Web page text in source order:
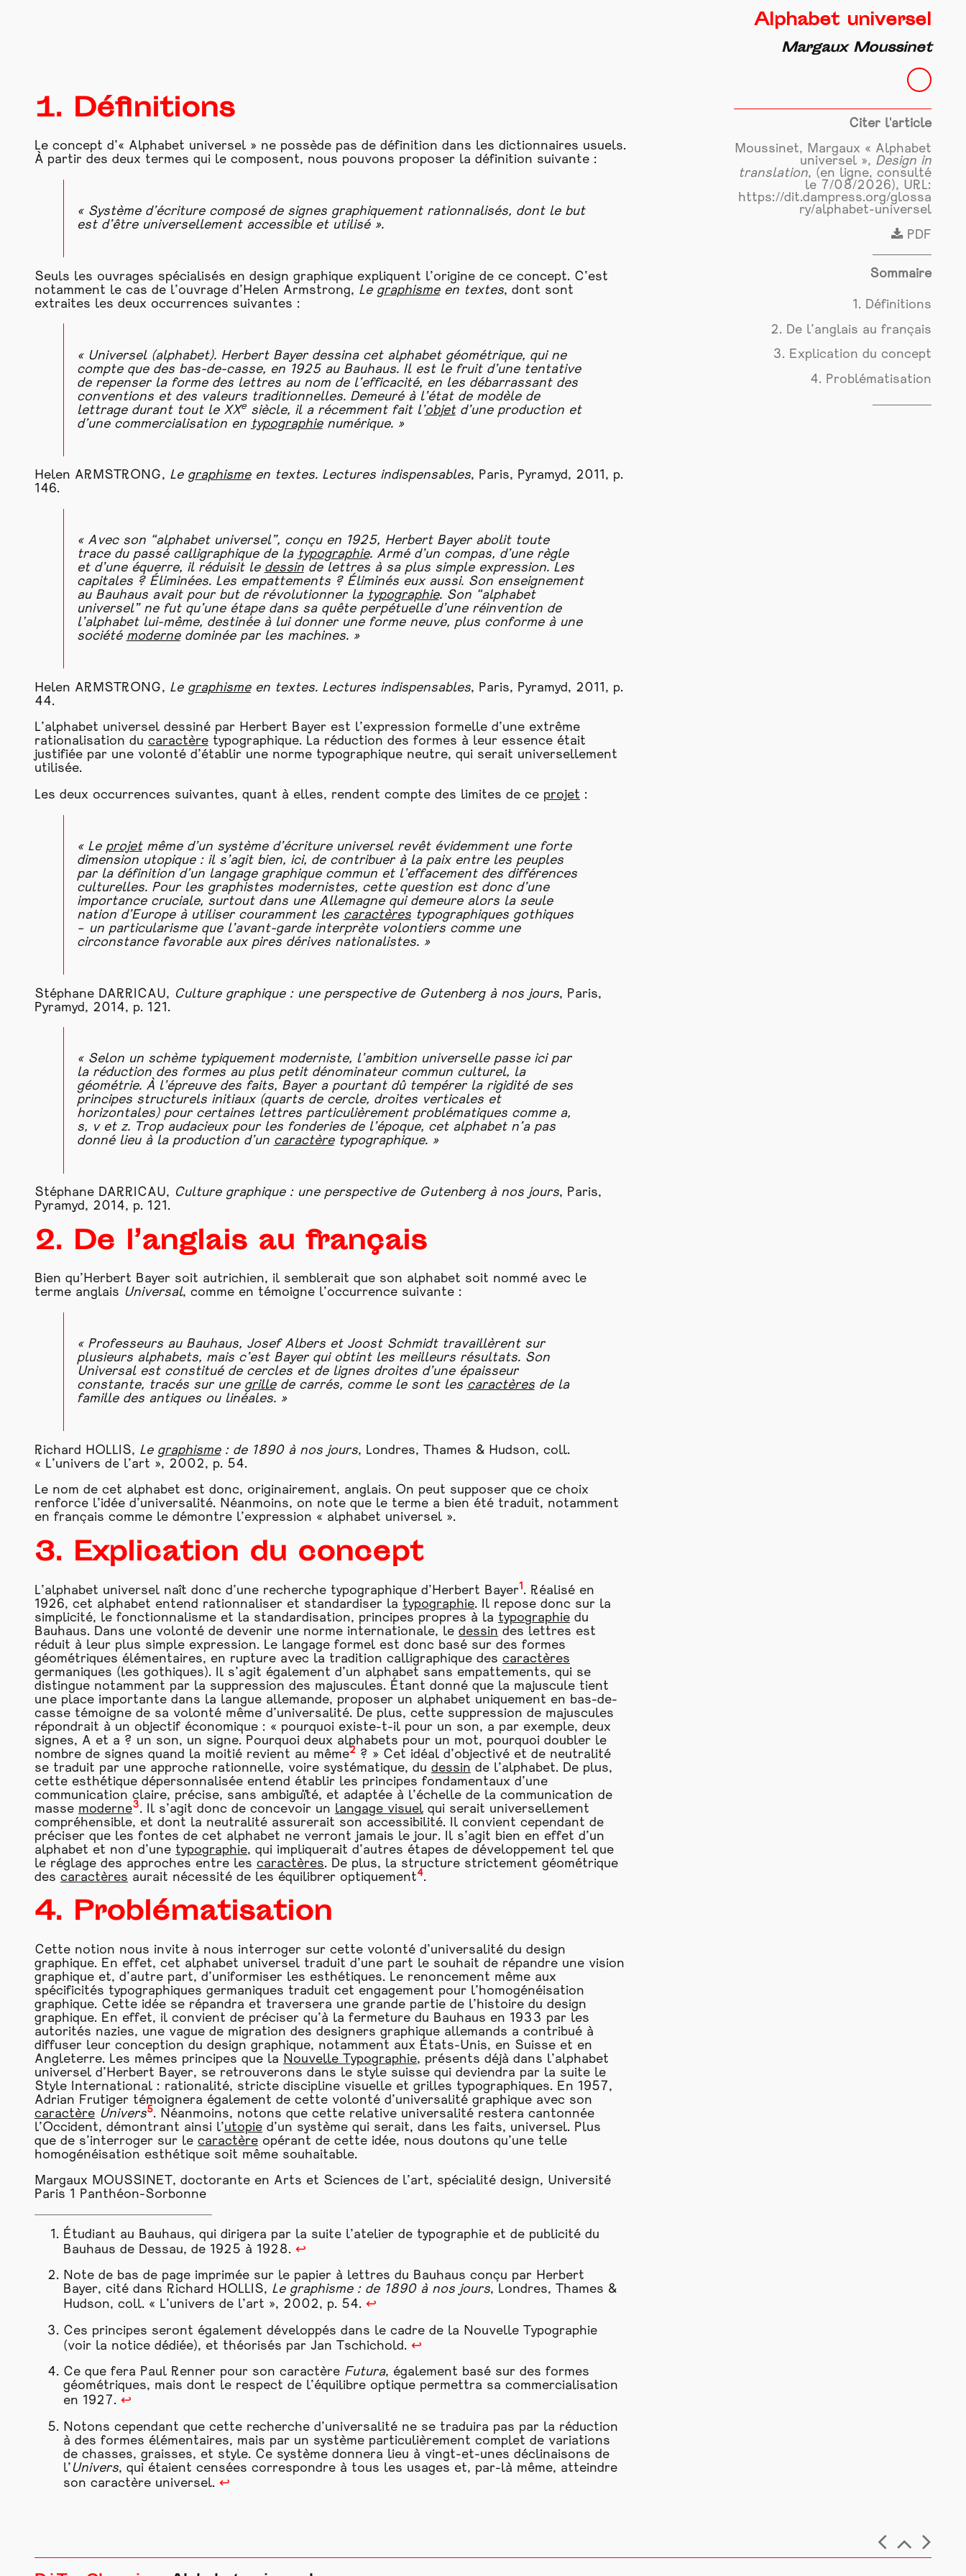
1. Définitions
Le concept d’« Alphabet universel » ne possède pas de définition dans les dictionnaires usuels.
À partir des deux termes qui le composent, nous pouvons proposer la définition suivante :
« Système d’écriture composé de signes graphiquement rationnalisés, dont le but
est d’être universellement accessible et utilisé ».
Seuls les ouvrages spécialisés en design graphique expliquent l’origine de ce concept. C’est
notamment le cas de l’ouvrage d’Helen Armstrong, Le graphismeen textes, dont sont
extraites les deux occurrences suivantes :
« Universel (alphabet). Herbert Bayer dessina cet alphabet géométrique, qui ne
compte que des bas-de-casse, en 1925 au Bauhaus. Il est le fruit d’une tentative
de repenser la forme des lettres au nom de l’efficacité, en les débarrassant des
conventions et des valeurs traditionnelles. Demeuré à l’état de modèle de
lettrage durant tout le XXesiècle, il a récemment fait l’objetd’une production et
d’une commercialisation en typographienumérique. »
Helen ARMSTRONG, Le graphismeen textes. Lectures indispensables, Paris, Pyramyd, 2011, p.
146.
« Avec son “alphabet universel”, conçu en 1925, Herbert Bayer abolit toute
trace du passé calligraphique de la typographie. Armé d’un compas, d’une règle
et d’une équerre, il réduisit le dessinde lettres à sa plus simple expression. Les
capitales ? Éliminées. Les empattements ? Éliminés eux aussi. Son enseignement
au Bauhaus avait pour but de révolutionner la typographie. Son “alphabet
universel” ne fut qu’une étape dans sa quête perpétuelle d’une réinvention de
l’alphabet lui-même, destinée à lui donner une forme neuve, plus conforme à une
société modernedominée par les machines. »
Helen ARMSTRONG, Le graphismeen textes. Lectures indispensables, Paris, Pyramyd, 2011, p.
44.
L’alphabet universel dessiné par Herbert Bayer est l’expression formelle d’une extrême
rationalisation du caractère typographique. La réduction des formes à leur essence était
justifiée par une volonté d’établir une norme typographique neutre, qui serait universellement
utilisée.
Les deux occurrences suivantes, quant à elles, rendent compte des limites de ce projet :
« Le projetmême d’un système d’écriture universel revêt évidemment une forte
dimension utopique : il s’agit bien, ici, de contribuer à la paix entre les peuples
par la définition d’un langage graphique commun et l’effacement des différences
culturelles. Pour les graphistes modernistes, cette question est donc d’une
importance cruciale, surtout dans une Allemagne qui demeure alors la seule
nation d’Europe à utiliser couramment les caractèrestypographiques gothiques
– un particularisme que l’avant-garde interprète volontiers comme une
circonstance favorable aux pires dérives nationalistes. »
Stéphane DARRICAU, Culture graphique : une perspective de Gutenberg à nos jours, Paris,
Pyramyd, 2014, p. 121.
« Selon un schème typiquement moderniste, l’ambition universelle passe ici par
la réduction des formes au plus petit dénominateur commun culturel, la
géométrie. À l’épreuve des faits, Bayer a pourtant dû tempérer la rigidité de ses
principes structurels initiaux (quarts de cercle, droites verticales et
horizontales) pour certaines lettres particulièrement problématiques comme a,
s, v et z. Trop audacieux pour les fonderies de l’époque, cet alphabet n’a pas
donné lieu à la production d’un caractèretypographique. »
Stéphane DARRICAU, Culture graphique : une perspective de Gutenberg à nos jours, Paris,
Pyramyd, 2014, p. 121.
2. De l’anglais au français
Bien qu’Herbert Bayer soit autrichien, il semblerait que son alphabet soit nommé avec le
terme anglais Universal, comme en témoigne l’occurrence suivante :
« Professeurs au Bauhaus, Josef Albers et Joost Schmidt travaillèrent sur
plusieurs alphabets, mais c’est Bayer qui obtint les meilleurs résultats. Son
Universalest constitué de cercles et de lignes droites d’une épaisseur
constante, tracés sur une grillede carrés, comme le sont les caractèresde la
famille des antiques ou linéales. »
Richard HOLLIS, Le graphisme: de 1890 à nos jours, Londres, Thames & Hudson, coll.
« L’univers de l’art », 2002, p. 54.
Le nom de cet alphabet est donc, originairement, anglais. On peut supposer que ce choix
renforce l’idée d’universalité. Néanmoins, on note que le terme a bien été traduit, notamment
en français comme le démontre l’expression « alphabet universel ».
3. Explication du concept
L’alphabet universel naît donc d’une recherche typographique d’Herbert Bayer1 . Réalisé en
1926, cet alphabet entend rationnaliser et standardiser la typographie. Il repose donc sur la
simplicité, le fonctionnalisme et la standardisation, principes propres à la typographie du
Bauhaus. Dans une volonté de devenir une norme internationale, le dessin des lettres est
réduit à leur plus simple expression. Le langage formel est donc basé sur des formes
géométriques élémentaires, en rupture avec la tradition calligraphique des caractères
germaniques (les gothiques). Il s’agit également d’un alphabet sans empattements, qui se
distingue notamment par la suppression des majuscules. Étant donné que la majuscule tient
une place importante dans la langue allemande, proposer un alphabet uniquement en bas-de-
casse témoigne de sa volonté même d’universalité. De plus, cette suppression de majuscules
répondrait à un objectif économique : « pourquoi existe-t-il pour un son, a par exemple, deux
signes, A et a ? un son, un signe. Pourquoi deux alphabets pour un mot, pourquoi doubler le
nombre de signes quand la moitié revient au même2
? » Cet idéal d’objectivé et de neutralité
se traduit par une approche rationnelle, voire systématique, du dessin de l’alphabet. De plus,
cette esthétique dépersonnalisée entend établir les principes fondamentaux d’une
communication claire, précise, sans ambiguïté, et adaptée à l’échelle de la communication de
masse moderne3. Il s’agit donc de concevoir un langage visuel qui serait universellement
compréhensible, et dont la neutralité assurerait son accessibilité. Il convient cependant de
préciser que les fontes de cet alphabet ne verront jamais le jour. Il s’agit bien en effet d’un
alphabet et non d’une typographie, qui impliquerait d’autres étapes de développement tel que
le réglage des approches entre les caractères. De plus, la structure strictement géométrique
des caractères aurait nécessité de les équilibrer optiquement4.
4. Problématisation
Cette notion nous invite à nous interroger sur cette volonté d’universalité du design
graphique. En effet, cet alphabet universel traduit d’une part le souhait de répandre une vision
graphique et, d’autre part, d’uniformiser les esthétiques. Le renoncement même aux
spécificités typographiques germaniques traduit cet engagement pour l’homogénéisation
graphique. Cette idée se répandra et traversera une grande partie de l’histoire du design
graphique. En effet, il convient de préciser qu’à la fermeture du Bauhaus en 1933 par les
autorités nazies, une vague de migration des designers graphique allemands a contribué à
diffuser leur conception du design graphique, notamment aux États-Unis, en Suisse et en
Angleterre. Les mêmes principes que la Nouvelle Typographie, présents déjà dans l’alphabet
universel d’Herbert Bayer, se retrouverons dans le style suisse qui deviendra par la suite le
Style International : rationalité, stricte discipline visuelle et grilles typographiques. En 1957,
Adrian Frutiger témoignera également de cette volonté d’universalité graphique avec son
caractère Univers5. Néanmoins, notons que cette relative universalité restera cantonnée
l’Occident, démontrant ainsi l’utopie d’un système qui serait, dans les faits, universel. Plus
que de s’interroger sur le caractère opérant de cette idée, nous doutons qu’une telle
homogénéisation esthétique soit même souhaitable.
Margaux MOUSSINET, doctorante en Arts et Sciences de l’art, spécialité design, Université
Paris 1 Panthéon-Sorbonne
Étudiant au Bauhaus, qui dirigera par la suite l’atelier de typographie et de publicité du
Bauhaus de Dessau, de 1925 à 1928. ↩
Note de bas de page imprimée sur le papier à lettres du Bauhaus conçu par Herbert
Bayer, cité dans Richard HOLLIS, Le graphisme: de 1890 à nos jours, Londres, Thames &
Hudson, coll. « L’univers de l’art », 2002, p. 54. ↩
Ces principes seront également développés dans le cadre de la Nouvelle
Typographie
(voir la notice dédiée), et théorisés par Jan Tschichold. ↩
Ce que fera Paul Renner pour son caractère Futura, également basé sur des formes
géométriques, mais dont le respect de l’équilibre optique permettra sa commercialisation
en 1927. ↩
Notons cependant que cette recherche d’universalité ne se traduira pas par la réduction
à des formes élémentaires, mais par un système particulièrement complet de variations
de chasses, graisses, et style. Ce système donnera lieu à vingt-et-unes déclinaisons de
l’Univers, qui étaient censées correspondre à tous les usages et, par-là même, atteindre
son caractère universel. ↩
Alphabet universel
Margaux Moussinet
Citer l'article
Moussinet, Margaux « Alphabet
universel », Design in
translation, (en ligne, consulté
le 7/08/2026), URL:
https://dit.dampress.org/glossa
ry/alphabet-universel
PDF
Sommaire
1. Définitions
2. De l’anglais au français
3. Explication du concept
4. Problématisation